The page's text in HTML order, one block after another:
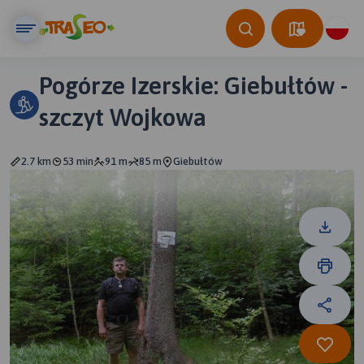
Pogórze Izerskie: Giebułtów -
szczyt Wojkowa
2.7 km 53 min 91 m 85 m Giebułtów